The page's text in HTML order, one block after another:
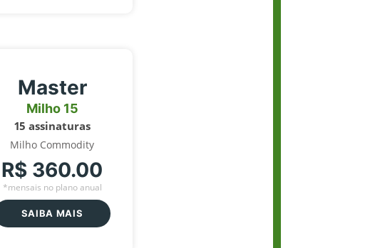
Master
Milho 15
15 assinaturas
Milho Commodity
R$ 360.00
*mensais no plano anual
SAIBA MAIS